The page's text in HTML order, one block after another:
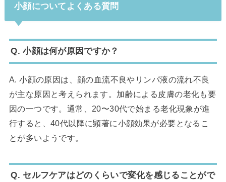
小顔についてよくある質問
Q. 小顔は何が原因ですか？
A. 小顔の原因は、顔の血流不良やリンパ液の流れ不良
が主な原因と考えられます。加齢による皮膚の老化も要
因の一つです。通常、20〜30代で始まる老化現象が進
行すると、40代以降に顕著に小顔効果が必要となるこ
とが多いようです。
Q. セルフケアはどのくらいで変化を感じることがで